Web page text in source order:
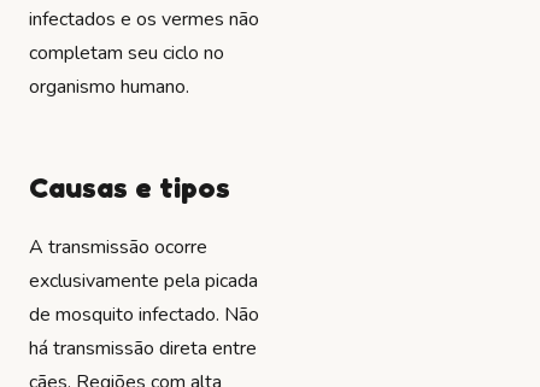
infectados e os vermes não
completam seu ciclo no
organismo humano.
Causas e tipos
A transmissão ocorre
exclusivamente pela picada
de mosquito infectado. Não
há transmissão direta entre